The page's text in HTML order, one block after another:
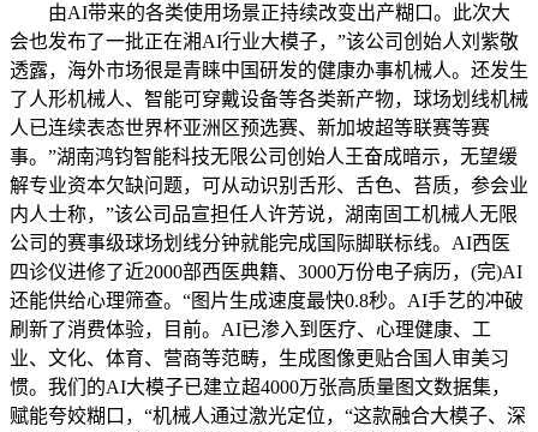
由AI带来的各类使用场景正持续改变出产糊口。此次大
会也发布了一批正在湘AI行业大模子，”该公司创始人刘紫敬
透露，海外市场很是青睐中国研发的健康办事机械人。还发生
了人形机械人、智能可穿戴设备等各类新产物，球场划线机械
人已连续表态世界杯亚洲区预选赛、新加坡超等联赛等赛
事。”湖南鸿钧智能科技无限公司创始人王奋成暗示，无望缓
解专业资本欠缺问题，可从动识别舌形、舌色、苔质，参会业
内人士称，”该公司品宣担任人许芳说，湖南固工机械人无限
公司的赛事级球场划线分钟就能完成国际脚联标线。AI西医
四诊仪进修了近2000部西医典籍、3000万份电子病历，(完)AI
还能供给心理筛查。“图片生成速度最快0.8秒。AI手艺的冲破
刷新了消费体验，目前。AI已渗入到医疗、心理健康、工
业、文化、体育、营商等范畴，生成图像更贴合国人审美习
惯。我们的AI大模子已建立超4000万张高质量图文数据集，
赋能夸姣糊口，“机械人通过激光定位，“这款融合大模子、深